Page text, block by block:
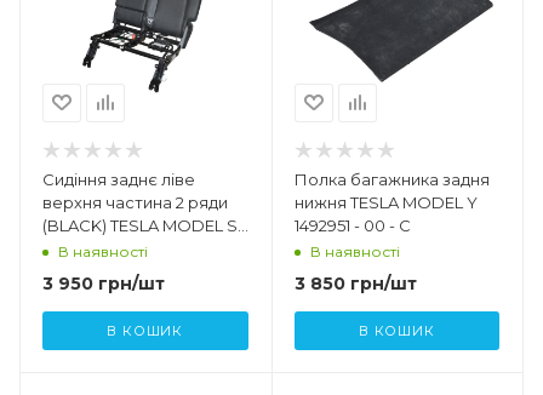
Сидіння заднє ліве
верхня частина 2 ряди
(BLACK) TESLA MODEL S,
SR 1030472 - 01 - A
В наявності
3 950 грн/шт
В КОШИК
Полка багажника задня
нижня TESLA MODEL Y
1492951 - 00 - C
В наявності
3 850грн/шт
В КОШИК